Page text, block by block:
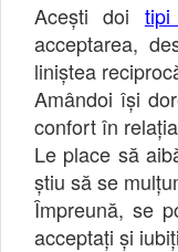
Acești doi
acceptarea,
liniștea
Amândoi își
confort în
Le place să
știu să se
Împreună, se
acceptați și